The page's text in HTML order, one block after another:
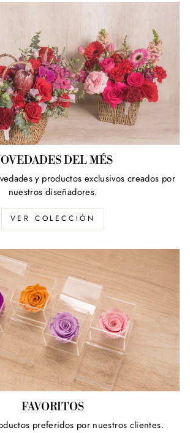
DEL MÉS
y productos exclusivos creados por
nuestros diseñadores.
VER COLECCIÓN
FAVORITOS
preferidos por nuestros clientes.